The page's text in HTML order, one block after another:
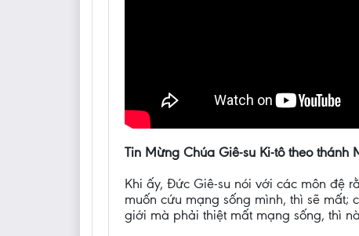
Tin Mừng Chúa Giê-su Ki-tô theo thánh
Khi ấy, Đức Giê-su nói với các môn đệ
muốn cứu mạng sống mình, thì sẽ
giới mà phải thiệt mất mạng sống, thì